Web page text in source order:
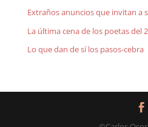
Extraños anuncios que invitan a
La última cena de los poetas del
Lo que dan de sí los pasos-cebra